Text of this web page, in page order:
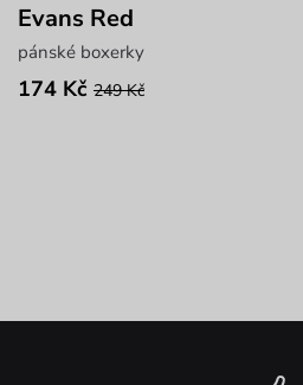
Evans Red
pánské boxerky
174 Kč 249 Kč